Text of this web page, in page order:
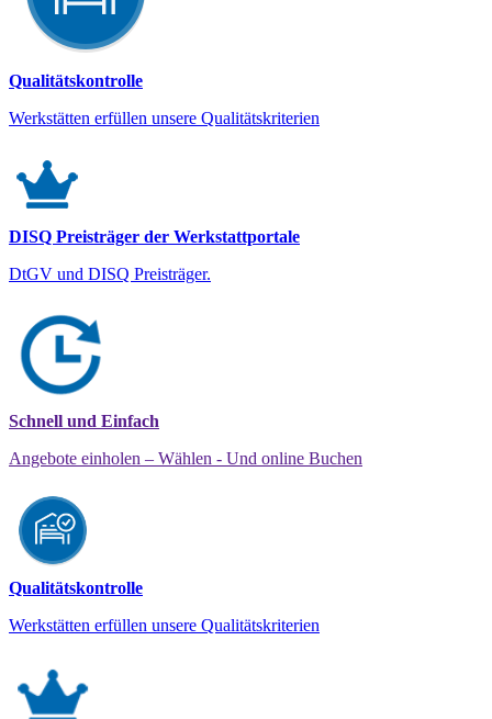
Qualitätskontrolle
Werkstätten erfüllen unsere Qualitätskriterien
DISQ Preisträger der Werkstattportale
DtGV und DISQ Preisträger.
Schnell und Einfach
Angebote einholen – Wählen - Und online Buchen
Qualitätskontrolle
Werkstätten erfüllen unsere Qualitätskriterien